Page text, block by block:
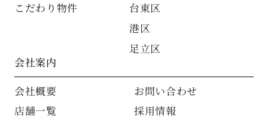
こだわり物件
台東区
港区
足立区
会社案内
会社概要
店舗一覧
お問い合わせ
採用情報